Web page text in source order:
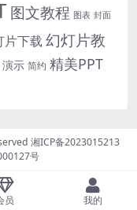
图文教程 图表 封面
片下载 幻灯片教
演示 简约 精美PPT
湘ICP备2023015213
号
员 我的